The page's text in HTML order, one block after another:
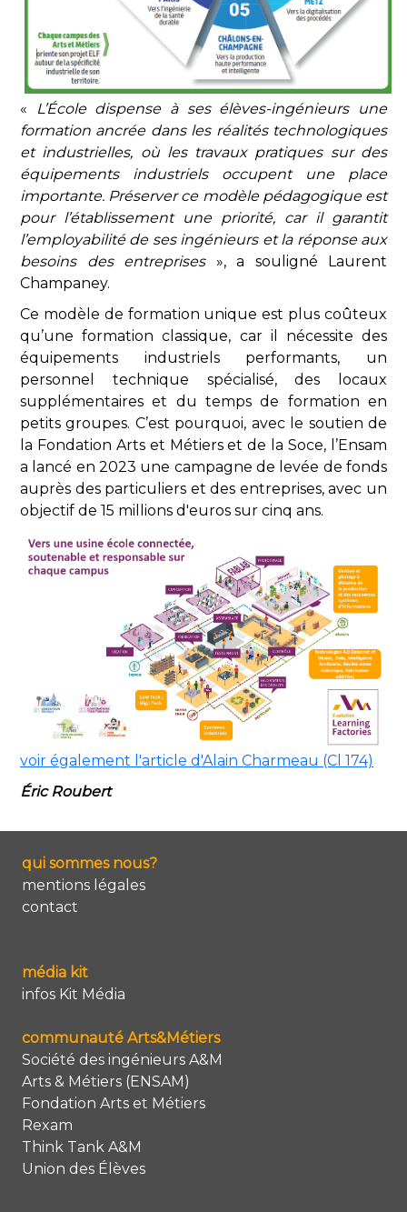
«
L’École dispense à ses élèves-ingénieurs une
formation ancrée dans les réalités technologiques
et industrielles, où les travaux pratiques sur des
équipements industriels occupent une place
importante. Préserver ce modèle pédagogique est
pour l’établissement une priorité, car il garantit
l’employabilité de ses ingénieurs et la réponse aux
besoins des entreprises», a souligné Laurent
Champaney.
Ce modèle de formation unique est plus coûteux
qu’une formation classique, car il nécessite des
équipements industriels performants, un
personnel technique spécialisé, des locaux
supplémentaires et du temps de formation en
petits groupes. C’est pourquoi, avec le soutien de
la Fondation Arts et Métiers et de la Soce, l’Ensam
a lancé en 2023 une campagne de levée de fonds
auprès des particuliers et des entreprises, avec un
objectif de 15 millions d'euros sur cinq ans.
voir également l'article d'Alain Charmeau (Cl 174)
Éric Roubert
qui sommes nous?
mentions légales
contact
média kit
infos Kit Média
communauté Arts&Métiers
Société des ingénieurs A&M
Arts & Métiers (ENSAM)
Fondation Arts et Métiers
Rexam
Think Tank A&M
Union des Élèves